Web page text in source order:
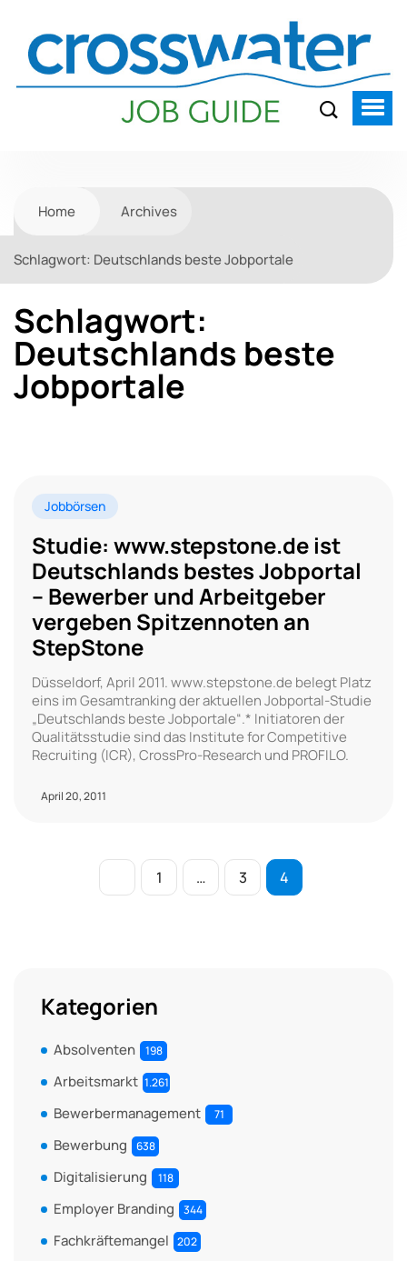
Home Archives
Schlagwort: Deutschlands beste Jobportale
Schlagwort:
Deutschlands beste
Jobportale
Jobbörsen
Studie: www.stepstone.de ist
Deutschlands bestes Jobportal
– Bewerber und Arbeitgeber
vergeben Spitzennoten an
StepStone
Düsseldorf, April 2011. www.stepstone.de belegt Platz
eins im Gesamtranking der aktuellen Jobportal-Studie
„Deutschlands beste Jobportale“.* Initiatoren der
Qualitätsstudie sind das Institute for Competitive
Recruiting (ICR), CrossPro-Research und PROFILO.
April 20, 2011
1 … 3 4
Kategorien
Absolventen 198
Arbeitsmarkt 1.261
Bewerbermanagement 71
Bewerbung 638
Digitalisierung 118
Employer Branding 344
Fachkräftemangel 202